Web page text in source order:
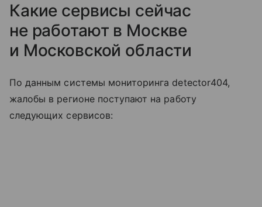
Какие сервисы сейчас
не работают в Москве
и Московской области
По данным системы мониторинга detector404,
жалобы в регионе поступают на работу
следующих сервисов: